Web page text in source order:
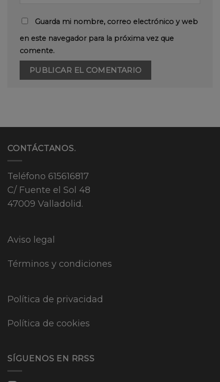
Guarda mi nombre, correo electrónico y web
en este navegador para la próxima vez que
comente.
CONTÁCTANOS.
Teléfono 615616817
C/ Fuente el Sol 48
47009 Valladolid.
Aviso legal
Términos y condiciones
Política de privacidad
Política de cookies
SÍGUENOS EN RRSS